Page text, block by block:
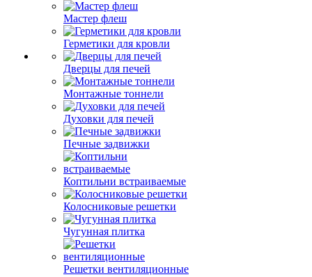
Мастер флеш
Герметики для кровли
Дверцы для печей
Монтажные тоннели
Духовки для печей
Печные задвижки
Коптильни встраиваемые
Колосниковые решетки
Чугунная плитка
Решетки вентиляционные